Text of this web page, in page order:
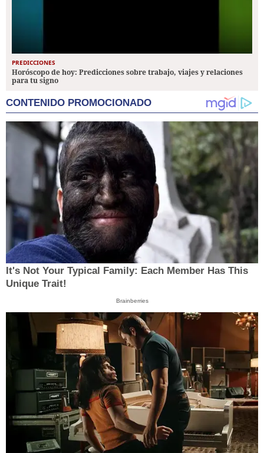
PREDICCIONES
Horóscopo de hoy: Predicciones sobre trabajo, viajes y relaciones
para tu signo
CONTENIDO PROMOCIONADO
It's Not Your Typical Family: Each Member Has This
Unique Trait!
Brainberries